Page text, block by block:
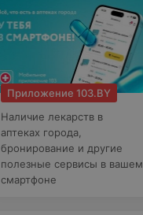
Приложение 103.BY
Наличие лекарств в
аптеках города,
бронирование и другие
полезные сервисы в вашем
смартфоне